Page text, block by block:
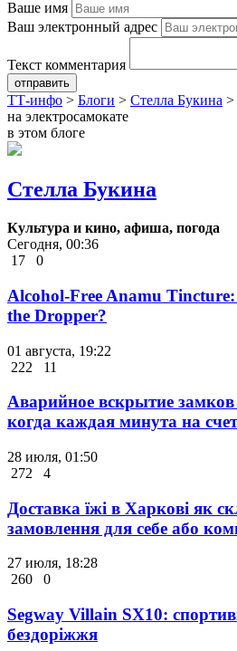
Ваше имя
Ваш электронный адрес
Текст комментария
отправить
ТТ-инфо > Блоги > Стелла Букина >
на электросамокате
в этом блоге
Стелла Букина
Культура и кино, афиша, погода
Сегодня, 00:36
17
0
Alcohol-Free Anamu
the Dropper?
01 августа, 19:22
222
11
Аварийное вскрытие
когда каждая минута на
28 июля, 01:50
272
4
Доставка їжі в Харкові як
замовлення для себе або
27 июля, 18:28
260
0
Segway Villain SX10:
бездоріжжя